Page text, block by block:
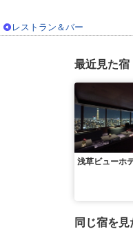
レストラン＆バー
最近見た宿
浅草ビューホ
同じ宿を